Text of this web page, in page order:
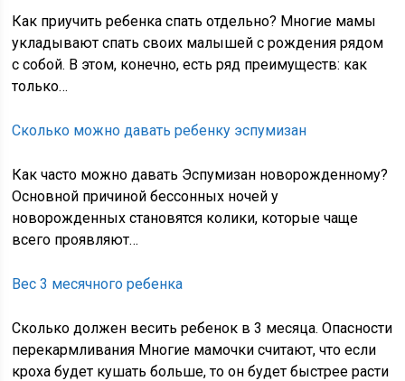
Как приучить ребенка спать отдельно? Многие мамы
укладывают спать своих малышей с рождения рядом
с собой. В этом, конечно, есть ряд преимуществ: как
только…
Сколько можно давать ребенку эспумизан
Как часто можно давать Эспумизан новорожденному?
Основной причиной бессонных ночей у
новорожденных становятся колики, которые чаще
всего проявляют…
Вес 3 месячного ребенка
Сколько должен весить ребенок в 3 месяца. Опасности
перекармливания Многие мамочки считают, что если
кроха будет кушать больше, то он будет быстрее расти